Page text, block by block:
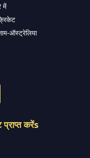
में
ऑस्ट्रेलिया
करेंs